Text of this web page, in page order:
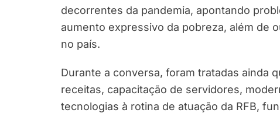
decorrentes da pandemia, apontando
aumento expressivo da pobreza, além de
no país.
Durante a conversa, foram tratadas ainda
receitas, capacitação de servidores,
tecnologias à rotina de atuação da RFB,